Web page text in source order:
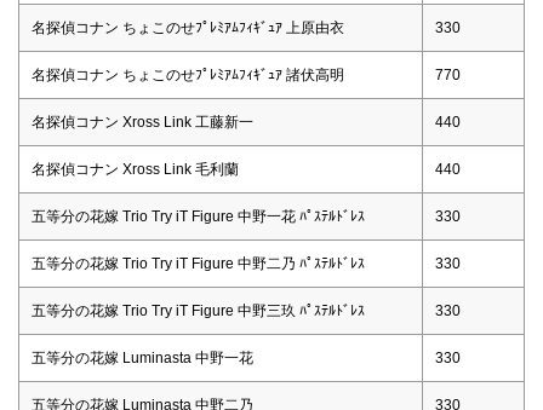
名探偵コナン ちょこのせﾌﾟﾚﾐｱﾑﾌｨｷﾞｭｱ 上原由衣 330
名探偵コナン ちょこのせﾌﾟﾚﾐｱﾑﾌｨｷﾞｭｱ 諸伏高明 770
名探偵コナン Xross Link 工藤新一 440
名探偵コナン Xross Link 毛利蘭 440
五等分の花嫁 Trio Try iT Figure 中野一花 ﾊﾟｽﾃﾙﾄﾞﾚｽ 330
五等分の花嫁 Trio Try iT Figure 中野二乃 ﾊﾟｽﾃﾙﾄﾞﾚｽ 330
五等分の花嫁 Trio Try iT Figure 中野三玖 ﾊﾟｽﾃﾙﾄﾞﾚｽ 330
五等分の花嫁 Luminasta 中野一花 330
五等分の花嫁 Luminasta 中野二乃 330